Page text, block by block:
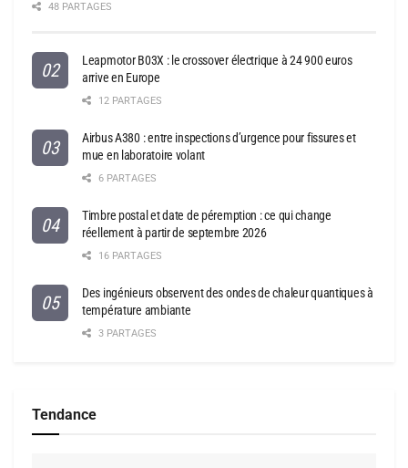
48 PARTAGES
Leapmotor B03X : le crossover électrique à 24 900 euros
arrive en Europe
12 PARTAGES
Airbus A380 : entre inspections d’urgence pour fissures et
mue en laboratoire volant
6 PARTAGES
Timbre postal et date de péremption : ce qui change
réellement à partir de septembre 2026
16 PARTAGES
Des ingénieurs observent des ondes de chaleur quantiques à
température ambiante
3 PARTAGES
Tendance